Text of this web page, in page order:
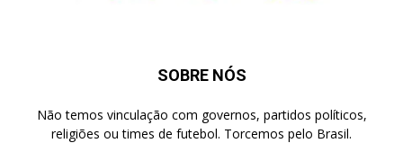
SOBRE NÓS
Não temos vinculação com governos, partidos políticos,
religiões ou times de futebol. Torcemos pelo Brasil.